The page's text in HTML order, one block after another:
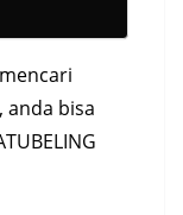
anda bisa